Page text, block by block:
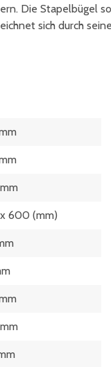
Die Stapelbügel
sich durch
600 (mm)